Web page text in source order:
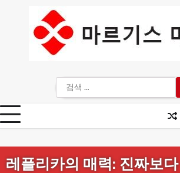
색:
레플리카의 매력: 진짜보